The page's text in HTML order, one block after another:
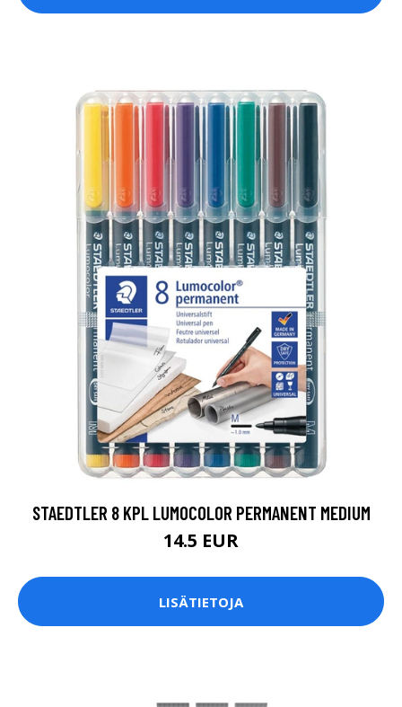
STAEDTLER 8 KPL LUMOCOLOR PERMANENT MEDIUM
14.5 EUR
LISÄTIETOJA